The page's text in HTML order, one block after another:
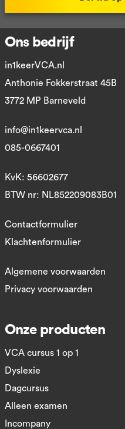
Ons bedrijf
in1keerVCA.nl
Anthonie Fokkerstraat 45B
3772 MP Barneveld
info@in1keervca.nl
085-0667401
KvK: 56602677
BTW nr: NL852209083B01
Contactformulier
Klachtenformulier
Algemene voorwaarden
Privacy voorwaarden
Onze producten
VCA cursus 1 op 1
Dyslexie
Dagcursus
Alleen examen
Incompany